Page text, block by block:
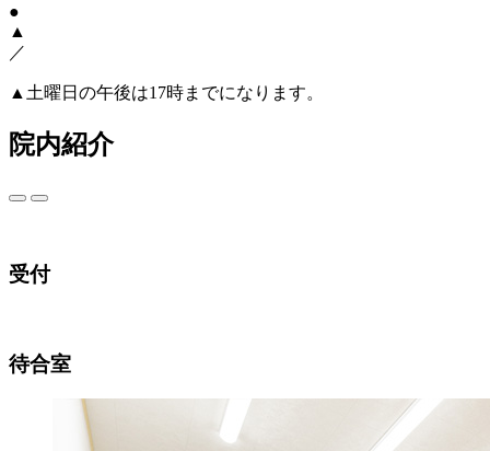
●
▲
／
▲ 土曜日の午後は17時までになります。
院内紹介
受付
待合室